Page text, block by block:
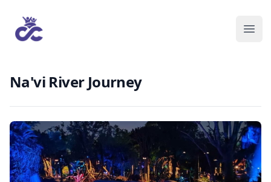
Na'vi River Journey